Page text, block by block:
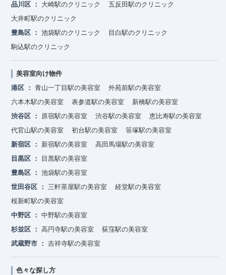
品川区
大崎駅のクリニック
五反田駅のクリニック
大井町駅のクリニック
豊島区
池袋駅のクリニック
目白駅のクリニック
駒込駅のクリニック
美容室向け物件
港区
青山一丁目駅の美容室
外苑前駅の美容室
六本木駅の美容室
表参道駅の美容室
新橋駅の美容室
渋谷区
原宿駅の美容室 渋谷駅の美容室
恵比寿駅の美容室
代官山駅の美容室
初台駅の美容室
笹塚駅の美容室
新宿区
新宿駅の美容室
高田馬場駅の美容室
目黒区
目黒駅の美容室
豊島区
池袋駅の美容室
世田谷区
三軒茶屋駅の美容室
経堂駅の美容室
桜新町駅の美容室
中野区
中野駅の美容室
杉並区
高円寺駅の美容室
荻窪駅の美容室
武蔵野市
吉祥寺駅の美容室
色々な探し方